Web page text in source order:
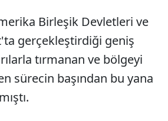
Birleşik Devletleri ve
gerçekleştirdiği geniş
tırmanan ve bölgeyi
sürecin başından bu yana